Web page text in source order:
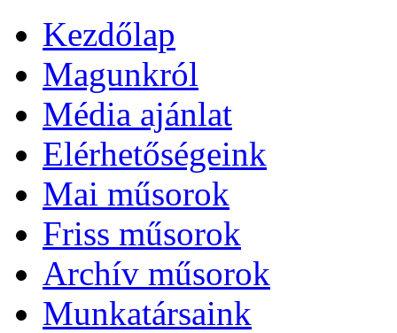
Kezdőlap
Magunkról
Média ajánlat
Elérhetőségeink
Mai műsorok
Friss műsorok
Archív műsorok
Munkatársaink